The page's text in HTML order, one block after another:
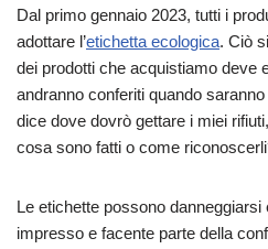
Dal primo gennaio 2023, tutti i
adottare l’etichetta ecologica. Ciò
dei prodotti che acquistiamo deve
andranno conferiti quando
dice dove dovrò gettare i miei
cosa sono fatti o come
Le etichette possono
impresso e facente parte della